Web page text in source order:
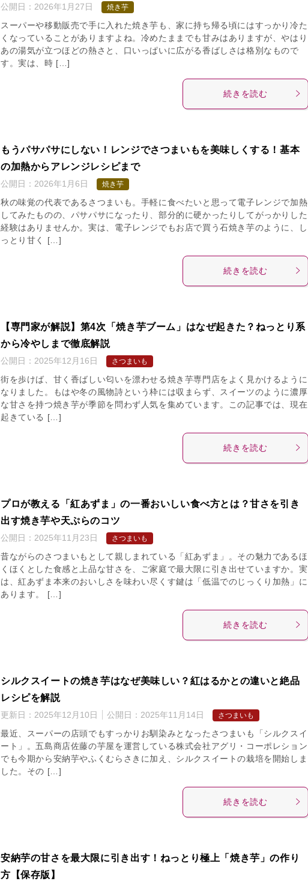
公開日： 2026年1月27日 焼き芋
スーパーや移動販売で手に入れた焼き芋も、家に持ち帰る頃にはすっかり冷た
くなっていることがありますよね。冷めたままでも甘みはありますが、やはり
あの湯気が立つほどの熱さと、口いっぱいに広がる香ばしさは格別なもので
す。実は、時 […]
続きを読む
もうパサパサにしない！レンジでさつまいもを美味しくする！基本
の加熱からアレンジレシピまで
公開日： 2026年1月6日 焼き芋
秋の味覚の代表であるさつまいも。手軽に食べたいと思って電子レンジで加熱
してみたものの、パサパサになったり、部分的に硬かったりしてがっかりした
経験はありませんか。実は、電子レンジでもお店で買う石焼き芋のように、し
っとり甘く […]
続きを読む
【専門家が解説】第4次「焼き芋ブーム」はなぜ起きた？ねっとり系
から冷やしまで徹底解説
公開日： 2025年12月16日 さつまいも
街を歩けば、甘く香ばしい匂いを漂わせる焼き芋専門店をよく見かけるように
なりました。もはや冬の風物詩という枠には収まらず、スイーツのように濃厚
な甘さを持つ焼き芋が季節を問わず人気を集めています。この記事では、現在
起きている […]
続きを読む
プロが教える「紅あずま」の一番おいしい食べ方とは？甘さを引き
出す焼き芋や天ぷらのコツ
公開日： 2025年11月23日 さつまいも
昔ながらのさつまいもとして親しまれている「紅あずま」。その魅力であるほ
くほくとした食感と上品な甘さを、ご家庭で最大限に引き出せていますか。実
は、紅あずま本来のおいしさを味わい尽くす鍵は「低温でのじっくり加熱」に
あります。 […]
続きを読む
シルクスイートの焼き芋はなぜ美味しい？紅はるかとの違いと絶品
レシピを解説
更新日： 2025年12月10日 公開日： 2025年11月14日 さつまいも
最近、スーパーの店頭でもすっかりお馴染みとなったさつまいも「シルクスイ
ート」。五島商店佐藤の芋屋を運営している株式会社アグリ・コーポレション
でも今期から安納芋やふくむらさきに加え、シルクスイートの栽培を開始しま
した。その […]
続きを読む
安納芋の甘さを最大限に引き出す！ねっとり極上「焼き芋」の作り
方【保存版】